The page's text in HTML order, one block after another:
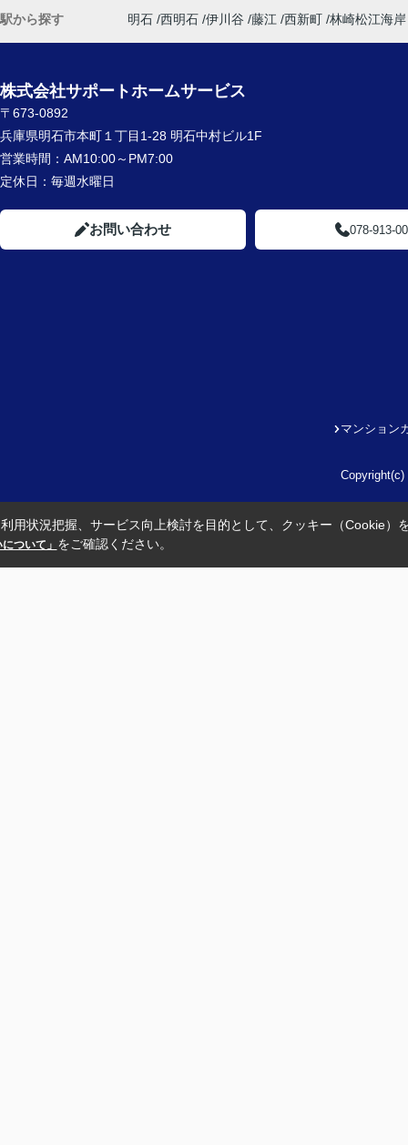
駅から探す 明石 西明石 伊川谷 藤江 西新町 林崎松江海岸
株式会社サポートホームサービス
〒673-0892
兵庫県明石市本町１丁目1-28 明石中村ビル1F
営業時間： AM10:00～PM7:00
定休日： 毎週水曜日
お問い合わせ 078-913-
マンション
用状況把握、サービス向上検討を目的として、クッキー（Cookie）
ついて」 をご確認ください。